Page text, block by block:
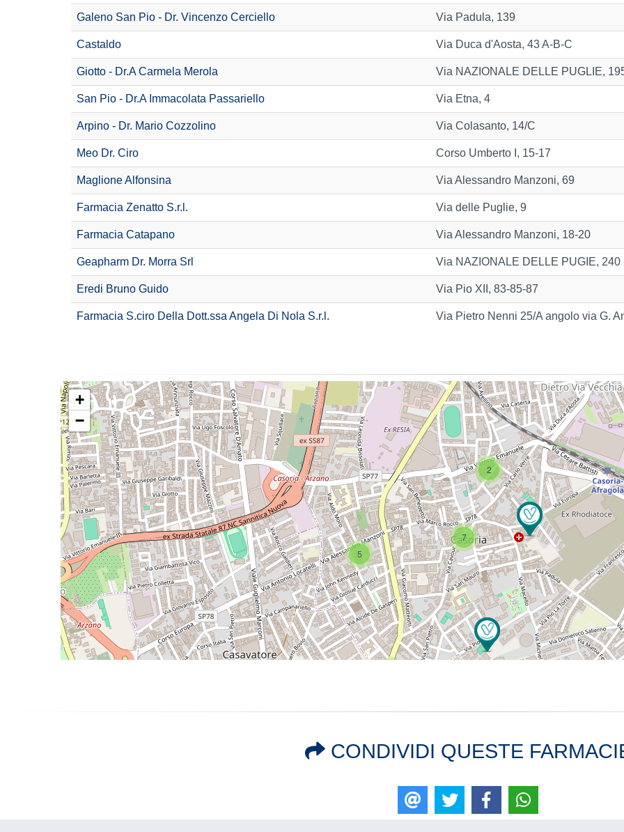
Galeno San Pio - Dr. Vincenzo Cerciello Via Padula, 139
Castaldo Via Duca d'Aosta, 43 A-B-C
Giotto - Dr.A Carmela Merola Via NAZIONALE DELLE PUGLIE,
San Pio - Dr.A Immacolata Passariello Via Etna, 4
Arpino - Dr. Mario Cozzolino Via Colasanto, 14/C
Meo Dr. Ciro Corso Umberto I, 15-17
Maglione Alfonsina Via Alessandro Manzoni, 69
Farmacia Zenatto S.r.l. Via delle Puglie, 9
Farmacia Catapano Via Alessandro Manzoni, 18-20
Geapharm Dr. Morra Srl Via NAZIONALE DELLE PUGIE, 240
Eredi Bruno Guido Via Pio XII, 83-85-87
Farmacia S.ciro Della Dott.ssa Angela Di Nola S.r.l. Via Pietro Nenni 25/A angolo via G.
5
2
7
+
−
CONDIVIDI QUESTE
E-mail Tweet